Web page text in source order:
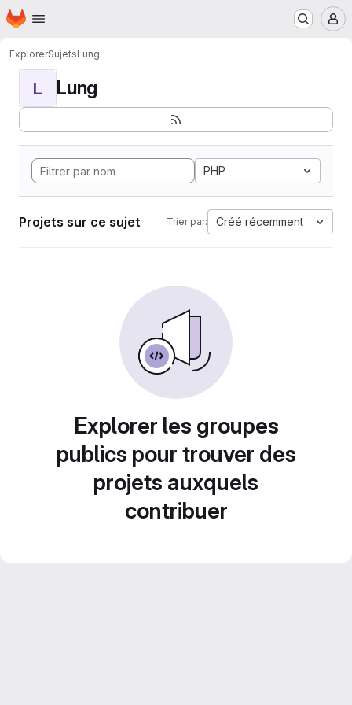
Passer au contenu principal
Page d'accueil
ExplorerSujetsLung
L Lung
PHP
Projets sur ce sujet Trier par: Créé récemment
Explorer les groupes
publics pour trouver des
projets auxquels
contribuer